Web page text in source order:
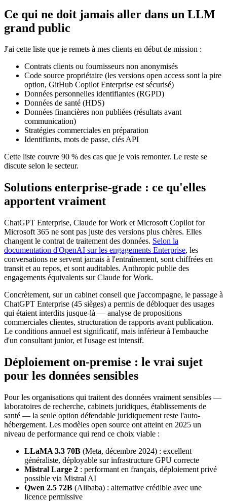
Ce qui ne doit jamais aller dans un LLM
grand public
J'ai cette liste que je remets à mes clients en début de mission :
Contrats clients ou fournisseurs non anonymisés
Code source propriétaire (les versions open access sont la pire
option, GitHub Copilot Enterprise est sécurisé)
Données personnelles identifiantes (RGPD)
Données de santé (HDS)
Données financières non publiées (résultats avant
communication)
Stratégies commerciales en préparation
Identifiants, mots de passe, clés API
Cette liste couvre 90 % des cas que je vois remonter. Le reste se
discute selon le secteur.
Solutions enterprise-grade : ce qu'elles
apportent vraiment
ChatGPT Enterprise, Claude for Work et Microsoft Copilot for
Microsoft 365 ne sont pas juste des versions plus chères. Elles
changent le contrat de traitement des données. Selon la
documentation d'OpenAI sur les engagements Enterprise, les
conversations ne servent jamais à l'entraînement, sont chiffrées en
transit et au repos, et sont auditables. Anthropic publie des
engagements équivalents sur Claude for Work.
Concrètement, sur un cabinet conseil que j'accompagne, le passage à
ChatGPT Enterprise (45 sièges) a permis de débloquer des usages
qui étaient interdits jusque-là — analyse de propositions
commerciales clientes, structuration de rapports avant publication.
Le conditions annuel est significatif, mais inférieur à l'embauche
d'un consultant junior, et l'usage est intensif.
Déploiement on-premise : le vrai sujet
pour les données sensibles
Pour les organisations qui traitent des données vraiment sensibles —
laboratoires de recherche, cabinets juridiques, établissements de
santé — la seule option défendable juridiquement reste l'auto-
hébergement. Les modèles open source ont atteint en 2025 un
niveau de performance qui rend ce choix viable :
LLaMA 3.3 70B (Meta, décembre 2024) : excellent
généraliste, déployable sur infrastructure GPU correcte
Mistral Large 2 : performant en français, déploiement privé
possible via Mistral AI
Qwen 2.5 72B (Alibaba) : alternative crédible avec une
licence permissive